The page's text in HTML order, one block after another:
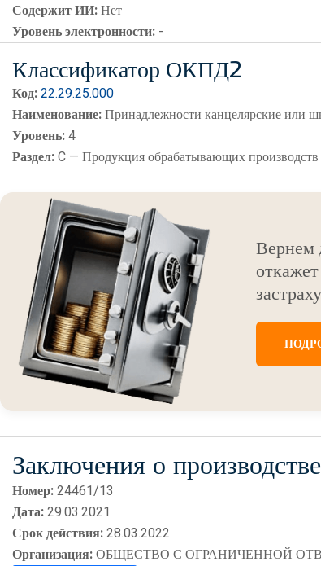
Содержит ИИ:Нет
Уровень электронности: -
Классификатор ОКПД2
Код:22.29.25.000
Наименование:Принадлежности канцелярские или
Уровень:4
Раздел:C — Продукция обрабатывающих производств
Вернем
Заключения о
Номер:24461/13
Дата:29.03.2021
Срок действия:28.03.2022
Организация:ОБЩЕСТВО С ОГРАНИЧЕННОЙ